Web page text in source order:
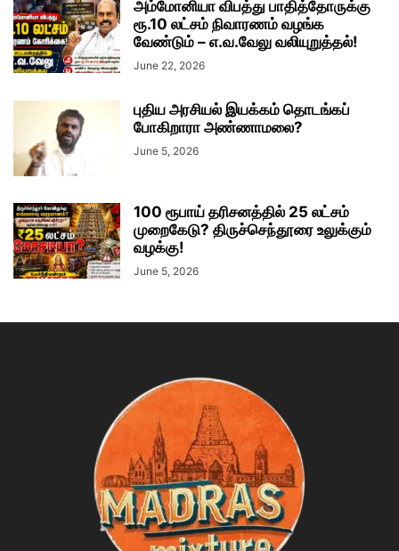
அம்மோனியா விபத்து பாதித்தோருக்கு
ரூ.10 லட்சம் நிவாரணம் வழங்க
வேண்டும் – எ.வ.வேலு வலியுறுத்தல்!
June 22, 2026
புதிய அரசியல் இயக்கம் தொடங்கப்
போகிறாரா அண்ணாமலை?
June 5, 2026
100 ரூபாய் தரிசனத்தில் 25 லட்சம்
முறைகேடு? திருச்செந்தூரை உலுக்கும்
வழக்கு!
June 5, 2026